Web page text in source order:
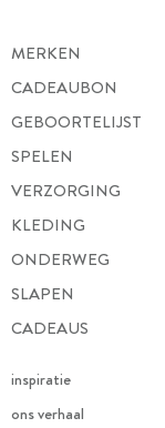
MERKEN
CADEAUBON
GEBOORTELIJST
SPELEN
VERZORGING
KLEDING
ONDERWEG
SLAPEN
CADEAUS
inspiratie
ons verhaal